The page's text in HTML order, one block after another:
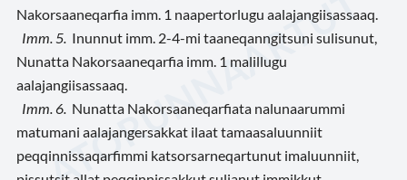
Nakorsaaneqarfia imm. 1 naapertorlugu aalajangiisassaaq.
Imm. 5. Inunnut imm. 2-4-mi taaneqanngitsuni sulisunut,
Nunatta Nakorsaaneqarfia imm. 1 malillugu
aalajangiisassaaq.
Imm. 6. Nunatta Nakorsaaneqarfiata nalunaarummi
matumani aalajangersakkat ilaat tamaasaluunniit
peqqinnissaqarfimmi katsorsarneqartunut imaluunniit,